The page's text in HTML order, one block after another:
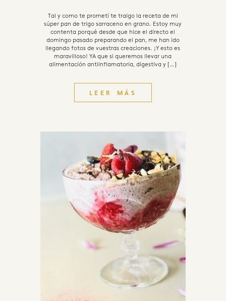
Tal y como te prometí te traigo la receta de mi
súper pan de trigo sarraceno en grano. Estoy muy
contenta porqué desde que hice el directo el
domingo pasado preparando el pan, me han ido
llegando fotos de vuestras creaciones. ¡Y esto es
maravilloso! YA que si queremos llevar una
alimentación antiinflamatoria, digestiva y […]
LEER MÁS